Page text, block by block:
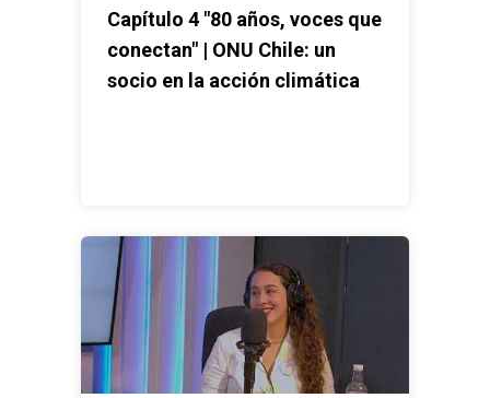
Capítulo 4 "80 años, voces que
conectan" | ONU Chile: un
socio en la acción climática